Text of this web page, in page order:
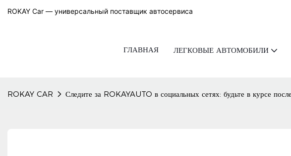
ROKAY Car — универсальный поставщик автосервиса
ГЛАВНАЯ ЛЕГКОВЫЕ АВТОМОБИЛИ
ROKAY CAR Следите за ROKAYAUTO в социальных сетях: будьте в курсе